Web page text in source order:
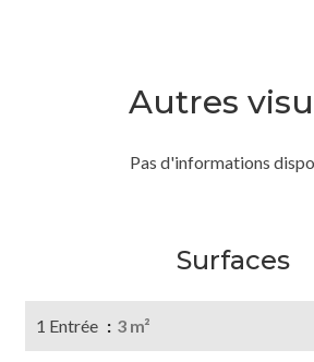
Autres
Pas d'informations
Surfaces
1 Entrée 3 m²